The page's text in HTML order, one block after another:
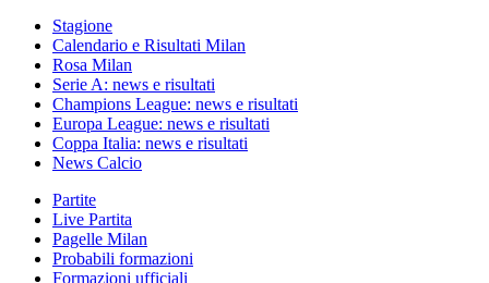
Stagione
Calendario e Risultati Milan
Rosa Milan
Serie A: news e risultati
Champions League: news e risultati
Europa League: news e risultati
Coppa Italia: news e risultati
News Calcio
Partite
Live Partita
Pagelle Milan
Probabili formazioni
Formazioni ufficiali